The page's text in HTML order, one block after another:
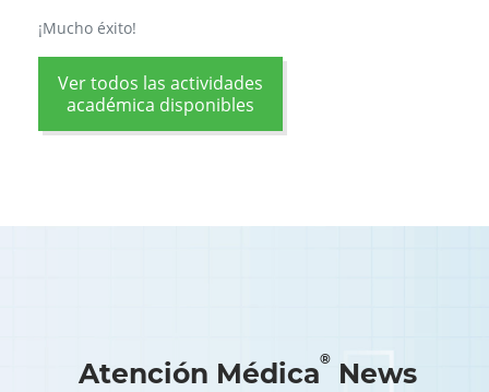
¡Mucho éxito!
Ver todos las actividades
académica disponibles
Atención Médica® News